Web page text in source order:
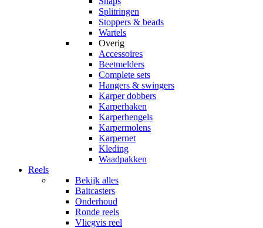
Splitringen
Stoppers & beads
Wartels
Overig
Accessoires
Beetmelders
Complete sets
Hangers & swingers
Karper dobbers
Karperhaken
Karperhengels
Karpermolens
Karpernet
Kleding
Waadpakken
Reels
Bekijk alles
Baitcasters
Onderhoud
Ronde reels
Vliegvis reel